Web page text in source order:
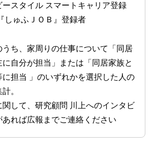
スタイル スマートキャリア登録
しゅふＪＯＢ』登録者
ち、家周りの仕事について「同居
自分が担当」または「同居家族と
に担当 」のいずれかを選択した人の
。
して、研究顧問 川上へのインタビ
あれば広報までご連絡ください